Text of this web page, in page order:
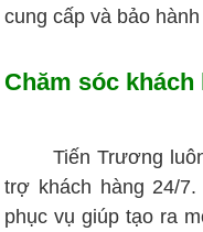
cung cấp và bảo
Chăm sóc khách
Tiến Trương luôn
trợ khách hàng 24/
phục vụ giúp tạo ra